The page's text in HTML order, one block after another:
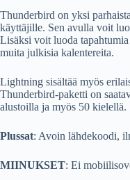
Thunderbird on yksi
käyttäjille. Sen avulla voit
Lisäksi voit luoda
muita julkisia kalentereita.
Lightning sisältää myös
Thunderbird-paketti on
alustoilla ja myös 50 kielellä.
Plussat: Avoin lähdekoodi,
MIINUKSET: Ei